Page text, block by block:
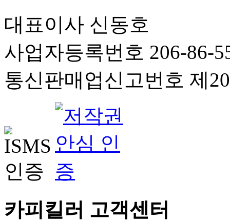
대표이사 신동호
사업자등록번호 206-86-
통신판매업신고번호 제
카피킬러 고객센터